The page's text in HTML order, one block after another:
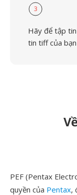
3
Hãy để tập
tin tiff của
PEF (Pentax
quyền của Pentax,